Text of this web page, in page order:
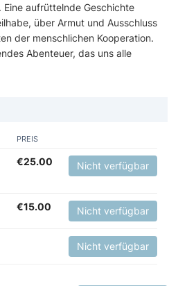
aufrüttelnde Geschichte
über Armut und Ausschluss
der menschlichen Kooperation.
Abenteuer, das uns alle
PREIS
€25.00 Nicht verfügbar
€15.00 Nicht verfügbar
Nicht verfügbar